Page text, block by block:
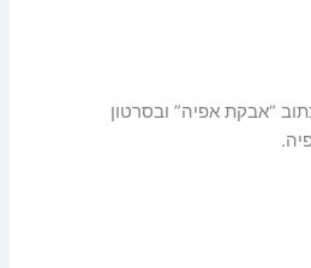
“אבקת אפיה” ובסרטון